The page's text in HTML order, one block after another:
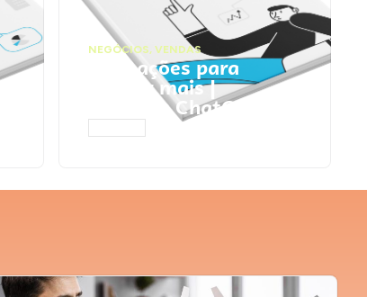
NEGÓCIOS, VENDAS
Faça ações para
vender mais |
Prompts ChatGPT